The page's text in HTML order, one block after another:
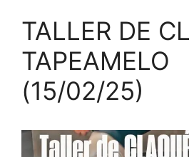
TALLER DE
TAPEAMELO
(15/02/25)